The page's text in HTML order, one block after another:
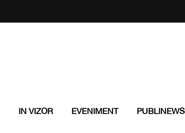
IN VIZOR EVENIMENT PUBLINEWS